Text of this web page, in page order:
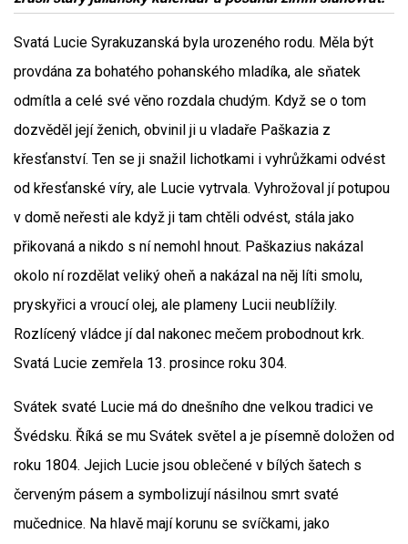
Svatá Lucie Syrakuzanská byla urozeného rodu. Měla být
provdána za bohatého pohanského mladíka, ale sňatek
odmítla a celé své věno rozdala chudým. Když se o tom
dozvěděl její ženich, obvinil ji u vladaře Paškazia z
křesťanství. Ten se ji snažil lichotkami i vyhrůžkami odvést
od křesťanské víry, ale Lucie vytrvala. Vyhrožoval jí potupou
v domě neřesti ale když ji tam chtěli odvést, stála jako
přikovaná a nikdo s ní nemohl hnout. Paškazius nakázal
okolo ní rozdělat veliký oheň a nakázal na něj líti smolu,
pryskyřici a vroucí olej, ale plameny Lucii neublížily.
Rozlícený vládce jí dal nakonec mečem probodnout krk.
Svatá Lucie zemřela 13. prosince roku 304.
Svátek svaté Lucie má do dnešního dne velkou tradici ve
Švédsku. Říká se mu Svátek světel a je písemně doložen od
roku 1804. Jejich Lucie jsou oblečené v bílých šatech s
červeným pásem a symbolizují násilnou smrt svaté
mučednice. Na hlavě mají korunu se svíčkami, jako